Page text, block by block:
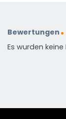
Bewertungen
Es wurden